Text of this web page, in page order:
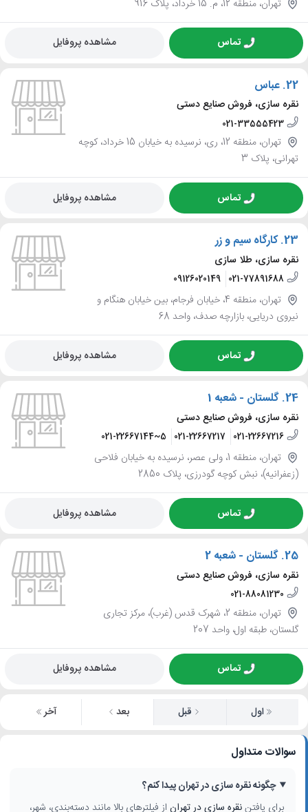
تهران، منطقه 12، م. 15 خرداد، پلاک 916
تماس مشاهده پروفایل
22. عباس
نقره سازی، فروش صنایع دستی
021-33555423
تهران، منطقه 12، ری، نرسیده به خیابان 15 خرداد، کوچه
تهرانی، پلاک 3
تماس مشاهده پروفایل
23. کارگاه سیم و زر
نقره سازی، طلا سازی
021-77891688
09126020149
تهران، منطقه 4، خیابان فرجام، بین خیابان هنگام و
نیروی دریایی، بازارچه صدف، واحد 68
تماس مشاهده پروفایل
24. گلستان - شعبه 1
نقره سازی، فروش صنایع دستی
021-22667216
021-22667217
021-22667144~5
تهران، منطقه 1، ولی عصر، نرسیده به خیابان فلاحی
(زعفرانیه)، نبش کوچه گودرزی، پلاک 2850
تماس مشاهده پروفایل
25. گلستان - شعبه 2
نقره سازی، فروش صنایع دستی
021-88081230
تهران، منطقه 2، شهرک قدس (غرب)، مرکز تجاری
گلستان، طبقه اول، واحد 207
تماس مشاهده پروفایل
اول قبل بعد آخر
سوالات متداول
چگونه نقره سازی در تهران پیدا کنم؟
برای یافتننقره سازی در تهران از فیلترهای بالا مانند دسته‌بندی، شهر،